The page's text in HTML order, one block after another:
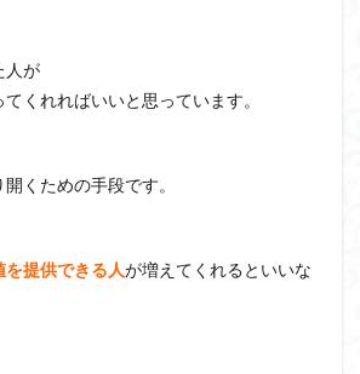
人が
くれればいいと思っています。
くための手段です。
提供できる人が増えてくれるといいな